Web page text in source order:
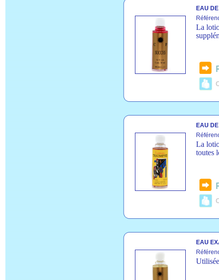
EAU
La
EAU
La
toutes
EAU